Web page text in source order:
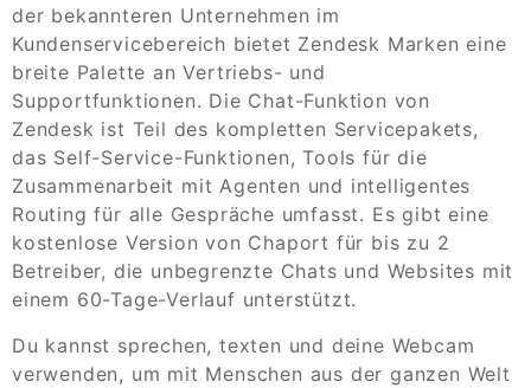
der bekannteren Unternehmen im
Kundenservicebereich bietet Zendesk Marken eine
breite Palette an Vertriebs- und
Supportfunktionen. Die Chat-Funktion von
Zendesk ist Teil des kompletten Servicepakets,
das Self-Service-Funktionen, Tools für die
Zusammenarbeit mit Agenten und intelligentes
Routing für alle Gespräche umfasst. Es gibt eine
kostenlose Version von Chaport für bis zu 2
Betreiber, die unbegrenzte Chats und Websites mit
einem 60-Tage-Verlauf unterstützt.
Du kannst sprechen, texten und deine Webcam
verwenden, um mit Menschen aus der ganzen Welt